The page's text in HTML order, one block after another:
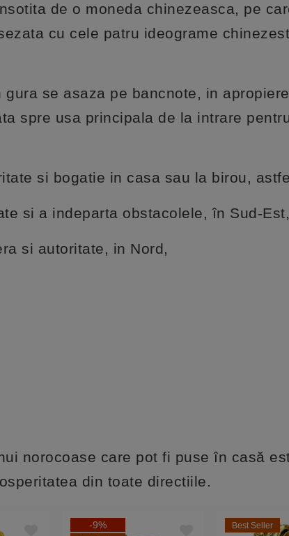
de o moneda chinezeasca, pe
cu cele patru ideograme
se asaza pe bancnote, in
spre usa principala de la intrare
si bogatie in casa sau la birou,
si a indeparta obstacolele, în Sud-Est,
si autoritate, in Nord,
norocoase care pot fi puse în casă
din toate directiile.
-9% Best Seller